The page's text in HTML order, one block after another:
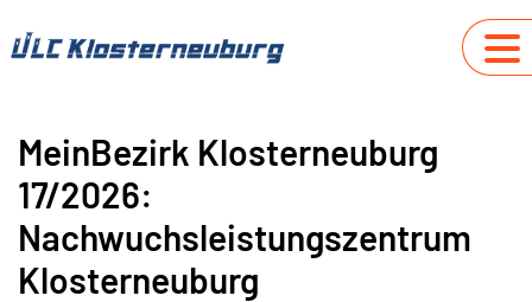
MeinBezirk Klosterneuburg
17/2026:
Nachwuchsleistungszentrum
Klosterneuburg